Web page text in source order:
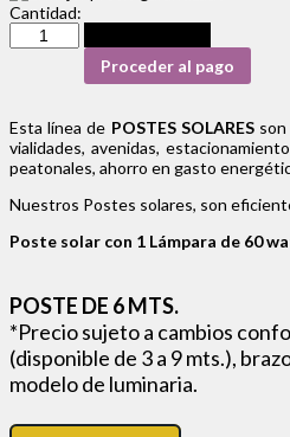
Cantidad:
Proceder al pago
Esta línea de POSTES SOLARESson
vialidades, avenidas,
peatonales, ahorro en gasto
Nuestros Postes solares, son
Poste solar con 1 Lámpara de 60
POSTE DE 6 MTS.
*Precio sujeto a cambios
(disponible de 3 a 9 mts.),
modelo de luminaria.